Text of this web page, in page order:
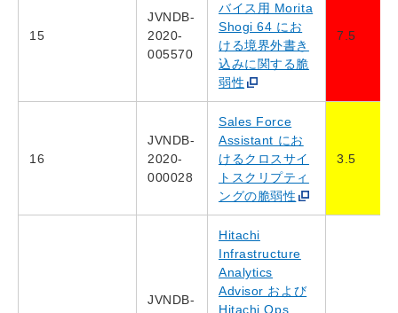
15
JVNDB-
2020-
005570
バイス用 Morita
Shogi 64 にお
ける境界外書き
込みに関する脆
弱性
7.5
16
JVNDB-
2020-
000028
Sales Force
Assistant にお
けるクロスサイ
トスクリプティ
ングの脆弱性
3.5
JVNDB-
Hitachi
Infrastructure
Analytics
Advisor および
Hitachi Ops